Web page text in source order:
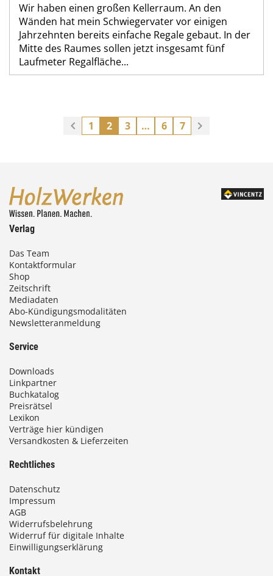
Wir haben einen großen Kellerraum. An den
Wänden hat mein Schwiegervater vor einigen
Jahrzehnten bereits einfache Regale gebaut. In der
Mitte des Raumes sollen jetzt insgesamt fünf
Laufmeter Regalfläche...
1 2 3 … 6 7
Verlag
Das Team
Kontaktformular
Shop
Zeitschrift
Mediadaten
Abo-Kündigungsmodalitäten
Newsletteranmeldung
Service
Downloads
Linkpartner
Buchkatalog
Preisrätsel
Lexikon
Verträge hier kündigen
Versandkosten & Lieferzeiten
Rechtliches
Datenschutz
Impressum
AGB
Widerrufsbelehrung
Widerruf für digitale Inhalte
Einwilligungserklärung
Kontakt